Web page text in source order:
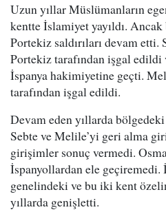
Uzun yıllar Müslümanların
kentte İslamiyet yayıldı.
Portekiz saldırıları devam etti.
Portekiz tarafından işgal edildi
İspanya hakimiyetine geçti.
tarafından işgal edildi.
Devam eden yıllarda
Sebte ve Melile’yi geri alma
girişimler sonuç vermedi.
İspanyollardan ele
genelindeki ve bu iki kent
yıllarda genişletti.